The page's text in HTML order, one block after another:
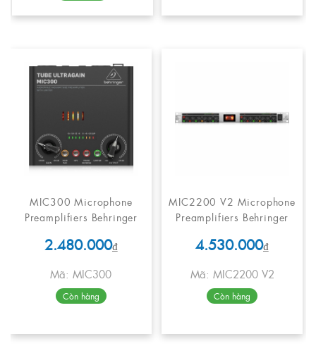
MIC300 Microphone
Preamplifiers Behringer
2.480.000₫
Mã: MIC300
Còn hàng
MIC2200 V2 Microphone
Preamplifiers Behringer
4.530.000₫
Mã: MIC2200 V2
Còn hàng